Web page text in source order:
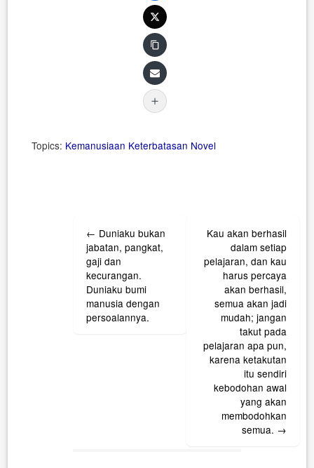
Topics: Kemanusiaan Keterbatasan Novel
navigation
← Duniaku bukan
jabatan, pangkat,
gaji dan
kecurangan.
Duniaku bumi
manusia dengan
persoalannya.
Kau akan berhasil
dalam setiap
pelajaran, dan kau
harus percaya
akan berhasil,
semua akan jadi
mudah; jangan
takut pada
pelajaran apa pun,
karena ketakutan
itu sendiri
kebodohan awal
yang akan
membodohkan
semua. →